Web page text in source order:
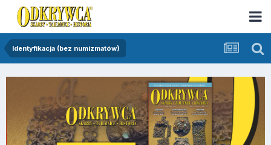
Identyfikacja (bez numizmatów)